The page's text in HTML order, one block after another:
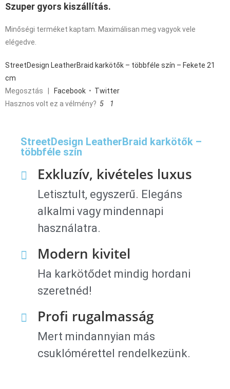
Szuper gyors kiszállítás.
Minőségi terméket kaptam. Maximálisan meg vagyok vele
elégedve.
StreetDesign LeatherBraid karkötők – többféle szín – Fekete 21
cm
Megosztás
Facebook • Twitter
Hasznos volt ez a vélmény? 5 1
StreetDesign LeatherBraid karkötők –
többféle szín
Exkluzív, kivételes luxus
Letisztult, egyszerű. Elegáns
alkalmi vagy mindennapi
használatra.
Modern kivitel
Ha karkötődet mindig hordani
szeretnéd!
Profi rugalmasság
Mert mindannyian más
csuklómérettel rendelkezünk.